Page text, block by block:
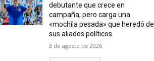
debutante que crece en
campaña, pero carga una
«mochila pesada» que heredó de
sus aliados políticos
3 de agosto de 2026